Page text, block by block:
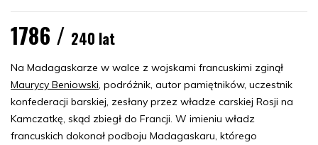
1786 / 240 lat
Na Madagaskarze w walce z wojskami francuskimi zginął
Maurycy Beniowski , podróżnik, autor pamiętników, uczestnik
konfederacji barskiej, zesłany przez władze carskiej Rosji na
Kamczatkę, skąd zbiegł do Francji. W imieniu władz
francuskich dokonał podboju Madagaskaru, którego